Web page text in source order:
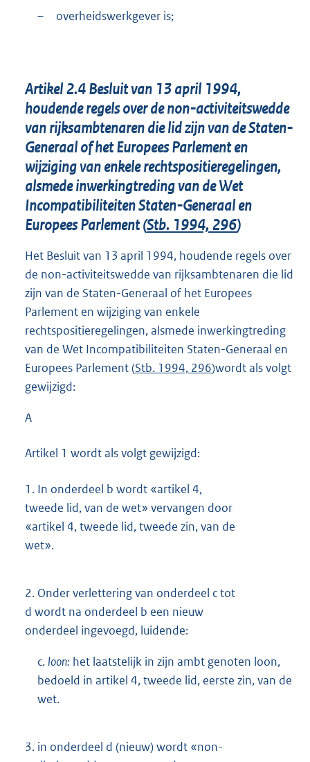
– overheidswerkgever is;
Artikel 2.4 Besluit van 13 april 1994,
houdende regels over de non-activiteitswedde
van rijksambtenaren die lid zijn van de Staten-
Generaal of het Europees Parlement en
wijziging van enkele rechtspositieregelingen,
alsmede inwerkingtreding van de Wet
Incompatibiliteiten Staten-Generaal en
Europees Parlement (Stb. 1994, 296)
Het Besluit van 13 april 1994, houdende regels over
de non-activiteitswedde van rijksambtenaren die lid
zijn van de Staten-Generaal of het Europees
Parlement en wijziging van enkele
rechtspositieregelingen, alsmede inwerkingtreding
van de Wet Incompatibiliteiten Staten-Generaal en
Europees Parlement (Stb. 1994, 296)wordt als volgt
gewijzigd:
A
Artikel 1 wordt als volgt gewijzigd:
1. In onderdeel b wordt «artikel 4,
tweede lid, van de wet» vervangen door
«artikel 4, tweede lid, tweede zin, van de
wet».
2. Onder verlettering van onderdeel c tot
d wordt na onderdeel b een nieuw
onderdeel ingevoegd, luidende:
c. loon: het laatstelijk in zijn ambt genoten loon,
bedoeld in artikel 4, tweede lid, eerste zin, van de
wet.
3. in onderdeel d (nieuw) wordt «non-